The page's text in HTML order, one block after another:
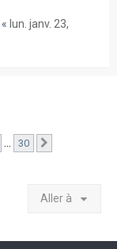
« lun. janv. 23,
… 30
Aller à